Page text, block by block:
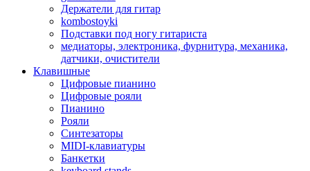
Держатели для гитар
kombostoyki
Подставки под ногу гитариста
медиаторы, электроника, фурнитура, механика,
датчики, очистители
Клавишные
Цифровые пианино
Цифровые рояли
Пианино
Рояли
Синтезаторы
MIDI-клавиатуры
Банкетки